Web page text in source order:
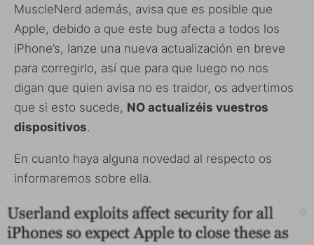
MuscleNerd además, avisa que es posible que
Apple, debido a que este bug afecta a todos los
iPhone’s, lanze una nueva actualización en breve
para corregirlo, así que para que luego no nos
digan que quien avisa no es traidor, os advertimos
que si esto sucede, NO actualizéis vuestros
dispositivos.
En cuanto haya alguna novedad al respecto os
informaremos sobre ella.